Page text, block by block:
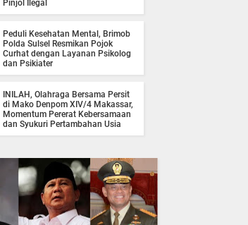
Pinjol Ilegal
Peduli Kesehatan Mental, Brimob
Polda Sulsel Resmikan Pojok
Curhat dengan Layanan Psikolog
dan Psikiater
INILAH, Olahraga Bersama Persit
di Mako Denpom XIV/4 Makassar,
Momentum Pererat Kebersamaan
dan Syukuri Pertambahan Usia